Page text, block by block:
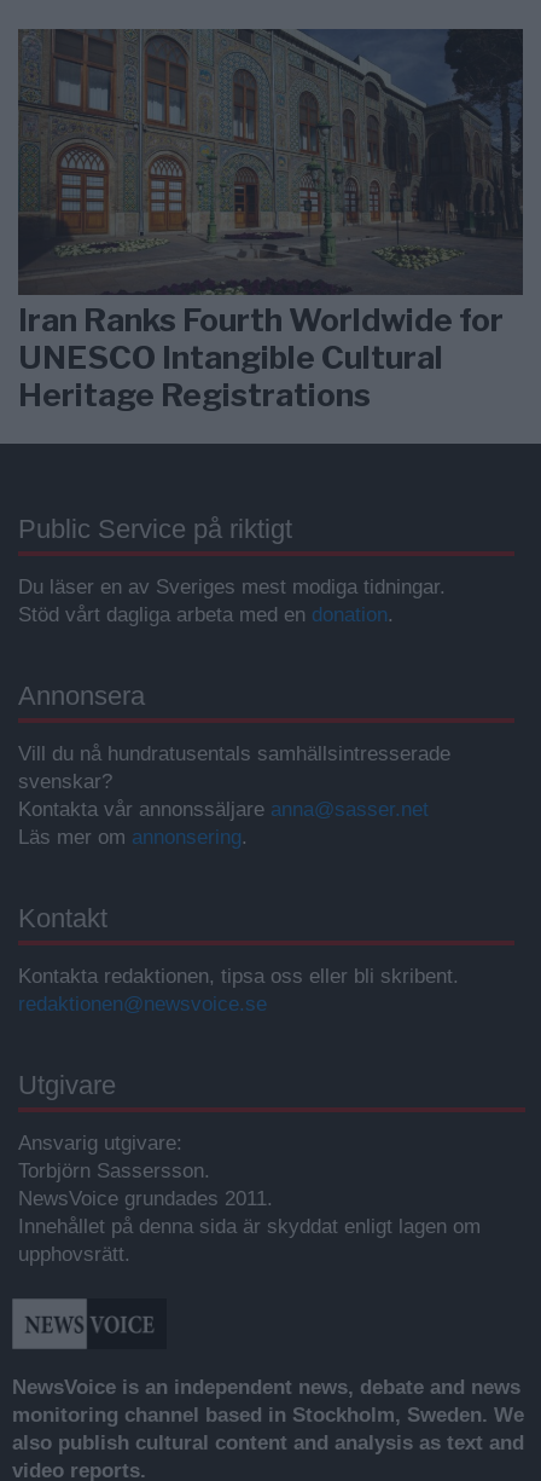
Iran Ranks Fourth Worldwide for
UNESCO Intangible Cultural
Heritage Registrations
Public Service på riktigt
Du läser en av Sveriges mest modiga tidningar.
Stöd vårt dagliga arbeta med en donation.
Annonsera
Vill du nå hundratusentals samhällsintresserade
svenskar?
Kontakta vår annonssäljare anna@sasser.net
Läs mer om annonsering.
Kontakt
Kontakta redaktionen, tipsa oss eller bli skribent.
redaktionen@newsvoice.se
Utgivare
Ansvarig utgivare:
Torbjörn Sassersson.
NewsVoice grundades 2011.
Innehållet på denna sida är skyddat enligt lagen om
upphovsrätt.
NewsVoice is an independent news, debate and news
monitoring channel based in Stockholm, Sweden. We
also publish cultural content and analysis as text and
video reports.